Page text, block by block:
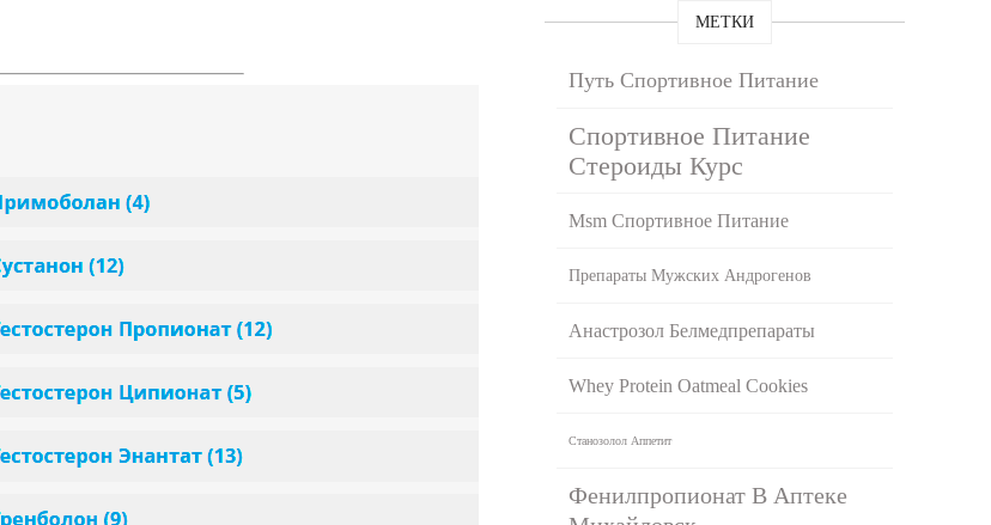
МЕТКИ
Путь Спортивное Питание
Спортивное Питание
Стероиды Курс
Msm Спортивное Питание
Препараты Мужских Андрогенов
Анастрозол Белмедпрепараты
Whey Protein Oatmeal Cookies
Станозолол Аппетит
Фенилпропионат В Аптеке